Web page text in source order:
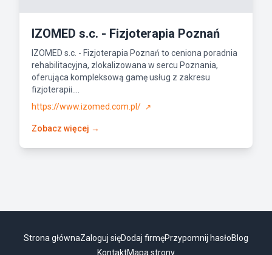
IZOMED s.c. - Fizjoterapia Poznań
IZOMED s.c. - Fizjoterapia Poznań to ceniona poradnia
rehabilitacyjna, zlokalizowana w sercu Poznania,
oferująca kompleksową gamę usług z zakresu
fizjoterapii....
https://www.izomed.com.pl/
↗
Zobacz więcej →
Strona głównaZaloguj sięDodaj firmęPrzypomnij hasłoBlog
KontaktMapa strony